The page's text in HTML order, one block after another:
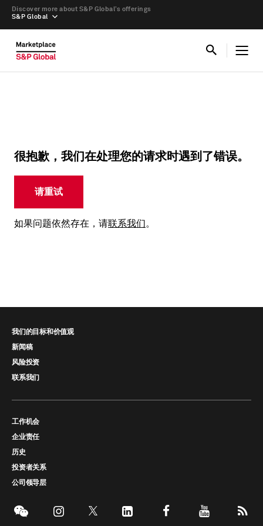
S&P Global
Discover more about S&P Global’s offerings
很抱歉，我们在处理您的请求时遇到了错误。
请重试
如果问题依然存在，请联系我们。
我们的目标和价值观
新闻稿
风险投资
联系我们
工作机会
企业责任
历史
投资者关系
公司领导层